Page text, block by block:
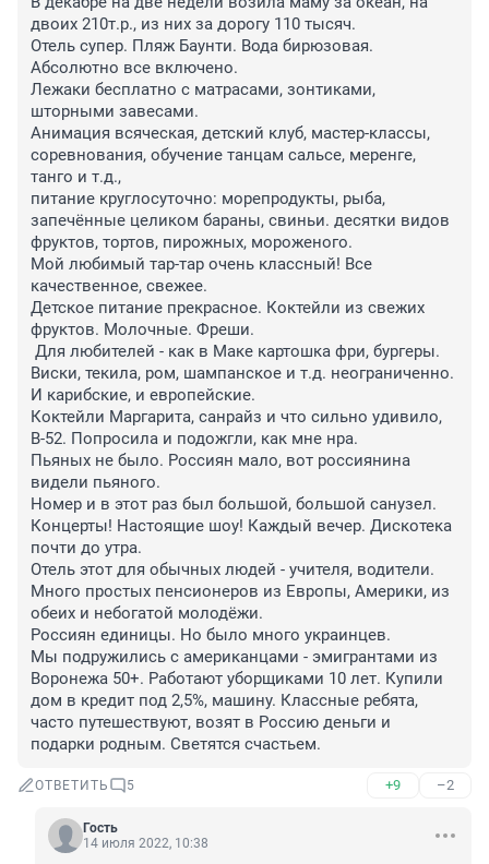
двоих 210т.р., из них за дорогу 110 тысяч.
Отель супер. Пляж Баунти. Вода бирюзовая.
Абсолютно все включено.
Лежаки бесплатно с матрасами, зонтиками,
шторными завесами.
Анимация всяческая, детский клуб, мастер-классы,
соревнования, обучение танцам сальсе, меренге,
танго и т.д.,
питание круглосуточно: морепродукты, рыба,
запечённые целиком бараны, свиньи. десятки видов
фруктов, тортов, пирожных, мороженого.
Мой любимый тар-тар очень классный! Все
качественное, свежее.
Детское питание прекрасное. Коктейли из свежих
фруктов. Молочные. Фреши.
Для любителей - как в Маке картошка фри, бургеры.
Виски, текила, ром, шампанское и т.д. неограниченно.
И карибские, и европейские.
Коктейли Маргарита, санрайз и что сильно удивило,
В-52. Попросила и подожгли, как мне нра.
Пьяных не было. Россиян мало, вот россиянина
видели пьяного.
Номер и в этот раз был большой, большой санузел.
Концерты! Настоящие шоу! Каждый вечер. Дискотека
почти до утра.
Отель этот для обычных людей - учителя, водители.
Много простых пенсионеров из Европы, Америки, из
обеих и небогатой молодёжи.
Россиян единицы. Но было много украинцев.
Мы подружились с американцами - эмигрантами из
Воронежа 50+. Работают уборщиками 10 лет. Купили
дом в кредит под 2,5%, машину. Классные ребята,
часто путешествуют, возят в Россию деньги и
подарки родным. Светятся счастьем.
ОТВЕТИТЬ 5 +9 –2
Гость
14 июля 2022, 10:38